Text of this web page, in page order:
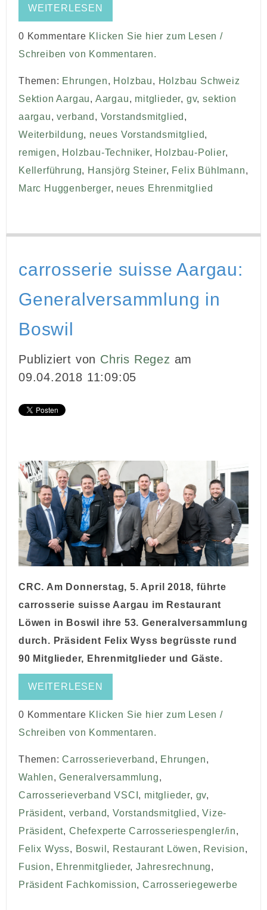
WEITERLESEN
0 Kommentare Klicken Sie hier zum Lesen /
Schreiben von Kommentaren.
Themen: Ehrungen, Holzbau, Holzbau Schweiz
Sektion Aargau, Aargau, mitglieder, gv,sektion
aargau,verband , Vorstandsmitglied ,
Weiterbildung, neues Vorstandsmitglied,
remigen, Holzbau-Techniker, Holzbau-Polier,
Kellerführung, Hansjörg Steiner, Felix Bühlmann,
Marc Huggenberger, neues Ehrenmitglied
carrosserie suisse Aargau:
Generalversammlung in
Boswil
Publiziert von Chris Regez am
09.04.2018 11:09:05
CRC. Am Donnerstag, 5. April 2018, führte
carrosserie suisse Aargau im Restaurant
Löwen in Boswil ihre 53. Generalversammlung
durch. Präsident Felix Wyss begrüsste rund
90 Mitglieder, Ehrenmitglieder und Gäste.
WEITERLESEN
0 Kommentare Klicken Sie hier zum Lesen /
Schreiben von Kommentaren.
Themen:Carrosserieverband , Ehrungen,
Wahlen,Generalversammlung,
Carrosserieverband VSCI , mitglieder, gv,
Präsident, verband,Vorstandsmitglied ,Vize-
Präsident, Chefexperte Carrosseriespengler/in,
Felix Wyss, Boswil , Restaurant Löwen, Revision,
Fusion, Ehrenmitglieder,Jahresrechnung,
Präsident Fachkomission,Carrosseriegewerbe